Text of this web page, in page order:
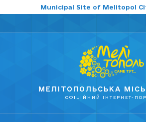
Municipal Site of Melitopol
МЕЛІТОПОЛЬСЬКА
ОФІЦІЙНИЙ ІНТЕРНЕТ-